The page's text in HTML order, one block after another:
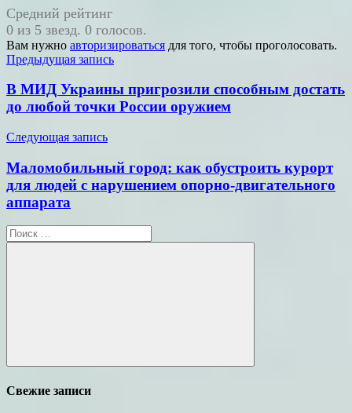
Средний рейтинг
0 из 5 звезд. 0 голосов.
Вам нужно авторизироваться для того, чтобы проголосовать.
Навигация
по
записям
Предыдущая запись
В МИД Украины пригрозили способным достать
до любой точки России оружием
Следующая запись
Маломобильный город: как обустроить курорт
для людей с нарушением опорно-двигательного
аппарата
Поиск
для:
Поиск
Свежие записи